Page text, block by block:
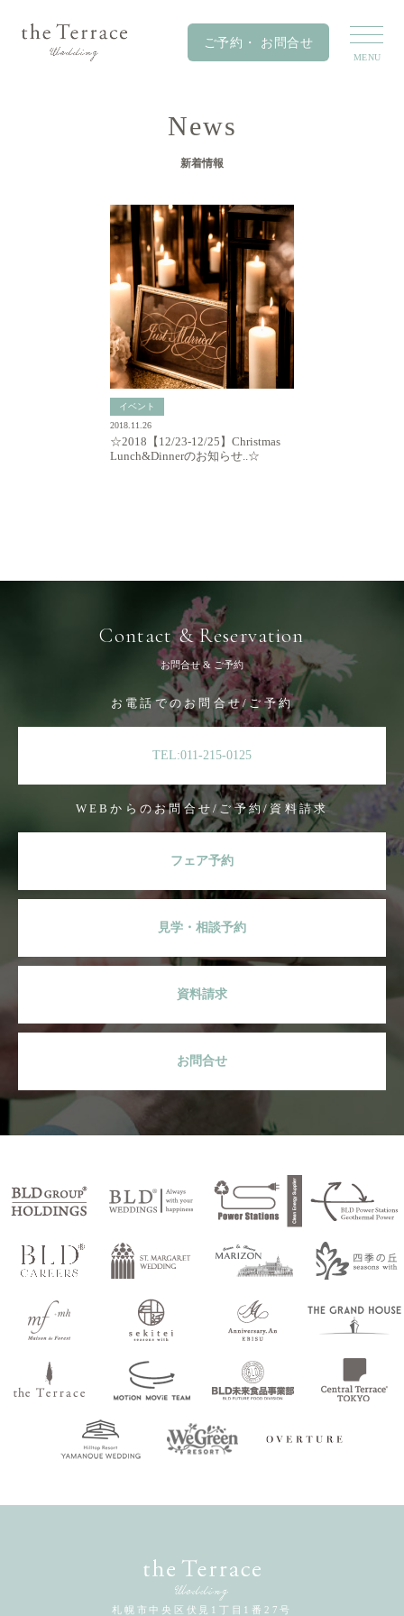
News
新着情報
イベント
2018.11.26
☆2018【12/23-12/25】Christmas
Lunch&Dinnerのお知らせ..☆
Contact & Reservation
お問合せ & ご予約
お電話でのお問合せ/ご予約
TEL:011-215-0125
WEBからのお問合せ/ご予約/資料請求
フェア予約
見学・相談予約
資料請求
お問合せ
札幌市中央区伏見1丁目1番27号